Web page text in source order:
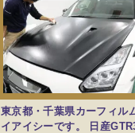
東京都・千葉県カーフィ
イアイシーです。 日産